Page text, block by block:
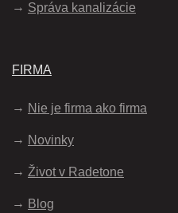
Správa kanalizácie
FIRMA
Nie je firma ako firma
Novinky
Život v Radetone
Blog